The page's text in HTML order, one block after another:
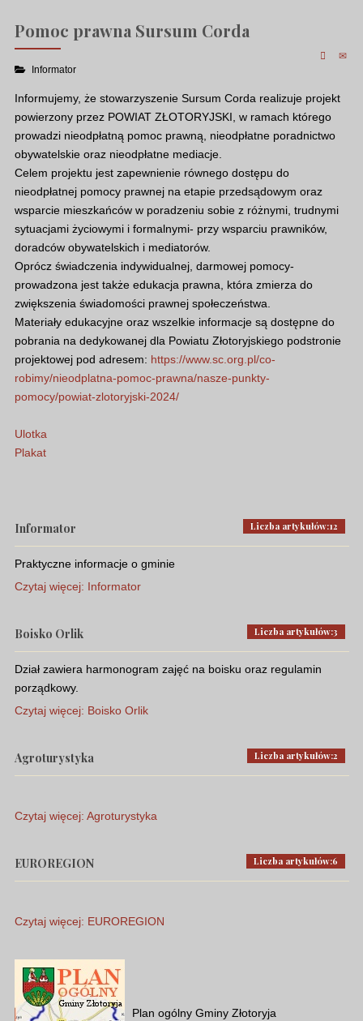
Pomoc prawna Sursum Corda
Informator
Informujemy, że stowarzyszenie Sursum Corda realizuje projekt
powierzony przez POWIAT ZŁOTORYJSKI, w ramach którego
prowadzi nieodpłatną pomoc prawną, nieodpłatne poradnictwo
obywatelskie oraz nieodpłatne mediacje.
Celem projektu jest zapewnienie równego dostępu do
nieodpłatnej pomocy prawnej na etapie przedsądowym oraz
wsparcie mieszkańców w poradzeniu sobie z różnymi, trudnymi
sytuacjami życiowymi i formalnymi- przy wsparciu prawników,
doradców obywatelskich i mediatorów.
Oprócz świadczenia indywidualnej, darmowej pomocy-
prowadzona jest także edukacja prawna, która zmierza do
zwiększenia świadomości prawnej społeczeństwa.
Materiały edukacyjne oraz wszelkie informacje są dostępne do
pobrania na dedykowanej dla Powiatu Złotoryjskiego podstronie
projektowej pod adresem: https://www.sc.org.pl/co-
robimy/nieodplatna-pomoc-prawna/nasze-punkty-
pomocy/powiat-zlotoryjski-2024/
Ulotka
Plakat
Informator Liczba artykułów:12
Praktyczne informacje o gminie
Czytaj więcej: Informator
Boisko Orlik Liczba artykułów:3
Dział zawiera harmonogram zajęć na boisku oraz regulamin
porządkowy.
Czytaj więcej: Boisko Orlik
Agroturystyka Liczba artykułów:2
Czytaj więcej: Agroturystyka
EUROREGION Liczba artykułów:6
Czytaj więcej: EUROREGION
Plan ogólny Gminy Złotoryja